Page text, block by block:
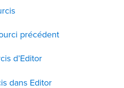
précédent
d’Editor
dans Editor